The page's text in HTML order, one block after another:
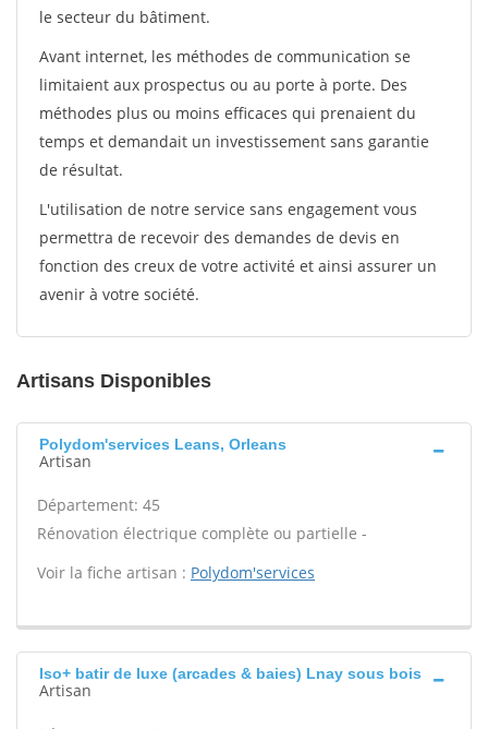
le secteur du bâtiment.
Avant internet, les méthodes de communication se
limitaient aux prospectus ou au porte à porte. Des
méthodes plus ou moins efficaces qui prenaient du
temps et demandait un investissement sans garantie
de résultat.
L'utilisation de notre service sans engagement vous
permettra de recevoir des demandes de devis en
fonction des creux de votre activité et ainsi assurer un
avenir à votre société.
Artisans Disponibles
Polydom'services Leans, Orleans
Artisan
Département: 45
Rénovation électrique complète ou partielle -
Voir la fiche artisan : Polydom'services
Iso+ batir de luxe (arcades & baies) Lnay sous bois
Artisan